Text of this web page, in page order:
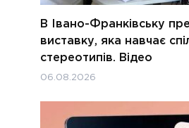
В Івано-Франківську
виставку, яка навчає
стереотипів. Відео
06.08.2026